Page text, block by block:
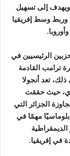
ويهدف إلى تسهيل
وربط وسط إفريقيا
الرئيسيين في
ترامب القادمة
ذلك، تعد أنجولا
حيث حققت
25.7 مليار دولار في عام 2023، متجاوزة الجزائر التي
دبلوماسيًا مهمًا في
في إفريقيا.